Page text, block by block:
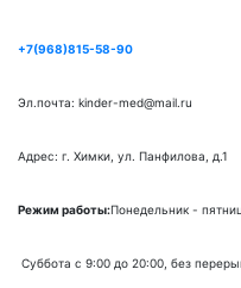
+7(968)815-58-90
Эл.почта: kinder-med@mail.ru
Адрес: г. Химки, ул. Панфилова, д.1
Режим работы:Понедельник -
Суббота с 9:00 до 20:00, без